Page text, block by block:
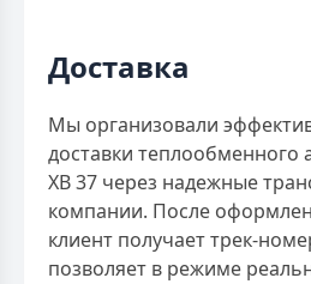
Доставка
Мы организовали
доставки теплообменного
XB 37 через надежные
компании. После
клиент получает трек-
позволяет в режиме